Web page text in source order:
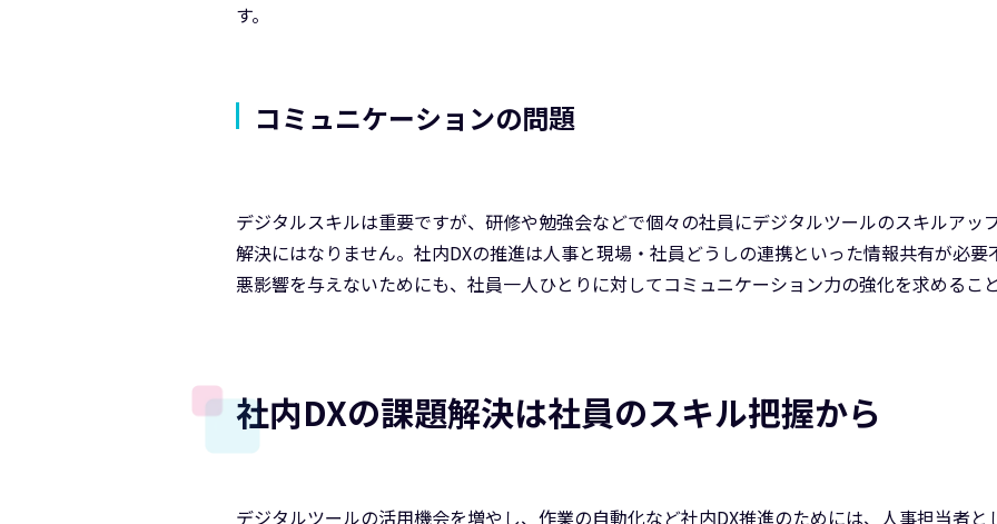
す。
コミュニケーションの問題
デジタルスキルは重要ですが、研修や勉強会などで個々の社員にデジタルツールのスキルアッ
解決にはなりません。社内DXの推進は人事と現場・社員どうしの連携といった情報共有が必
悪影響を与えないためにも、社員一人ひとりに対してコミュニケーション力の強化を求めるこ
社内DXの課題解決は社員のスキル把握から
デジタルツールの活用機会を増やし、作業の自動化など社内DX推進のためには、人事担当者